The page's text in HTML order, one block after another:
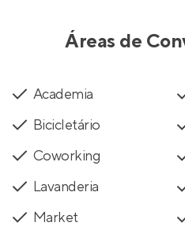
Áreas de
Academia
Bicicletário
Coworking
Lavanderia
Market